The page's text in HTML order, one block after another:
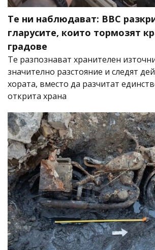
Те ни наблюдават: BBC
гларусите, които тормозят
градове
Те разпознават хранителен
значително разстояние и следят
хората, вместо да разчитат
открита храна